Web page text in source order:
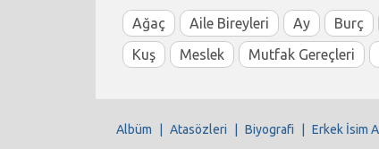
Ağaç Aile Bireyleri Ay Burç
Kuş
Meslek Mutfak Gereçleri
Albüm Atasözleri Biyografi Erkek İsim